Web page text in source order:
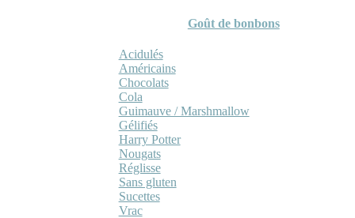
Goût de bonbons
Acidulés
Américains
Chocolats
Cola
Guimauve / Marshmallow
Gélifiés
Harry Potter
Nougats
Réglisse
Sans gluten
Sucettes
Vrac